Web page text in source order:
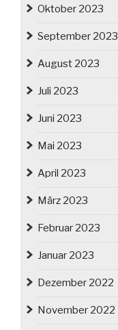
Oktober 2023
September 2023
August 2023
Juli 2023
Juni 2023
Mai 2023
April 2023
März 2023
Februar 2023
Januar 2023
Dezember 2022
November 2022